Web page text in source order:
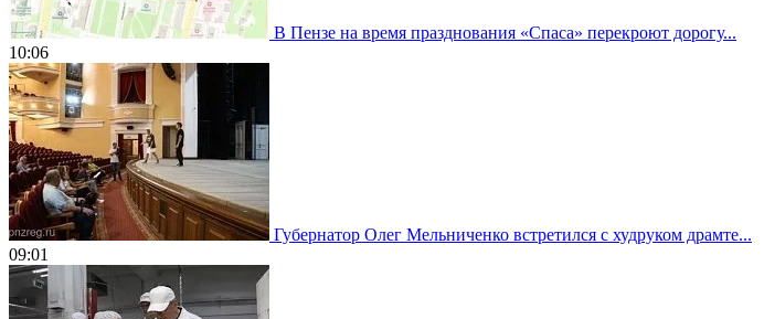
В Пензе на время празднования «Спаса» перекроют дорогу...
10:06
Губернатор Олег Мельниченко встретился с худруком драмте...
09:01